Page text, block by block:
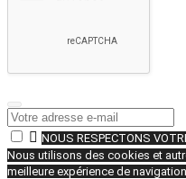
 NOUS RESPECTONS
Nous utilisons des cookies et
meilleure expérience de